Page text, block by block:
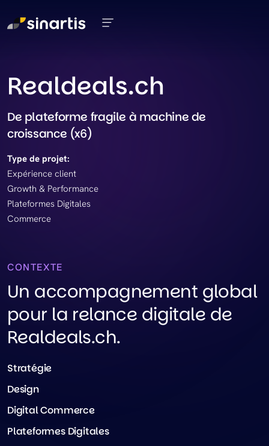
Realdeals.ch
De plateforme fragile à machine de
croissance (x6)
Type de projet:
Expérience client
Growth & Performance
Plateformes Digitales
Commerce
CONTEXTE
Un accompagnement global
pour la relance digitale de
Realdeals.ch.
Stratégie
Design
Digital Commerce
Plateformes Digitales